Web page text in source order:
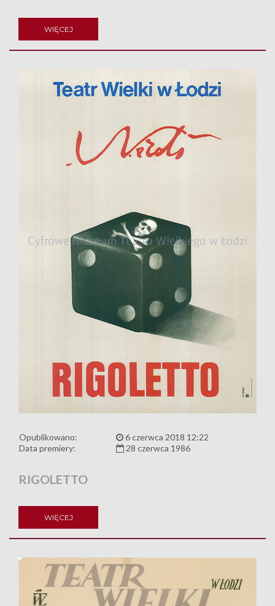
WIĘCEJ
Opublikowano:
6 czerwca 2018 12:22
Data premiery:
28 czerwca 1986
RIGOLETTO
WIĘCEJ